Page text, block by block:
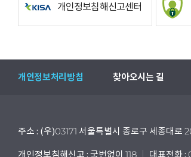
개인정보침해신고센터
개인정보처리방침 찾아오시는 길
주소 : (우)03171 서울특별시 종로구 세종대로
개인정보침해신고 : 국번없이 118 대표전화